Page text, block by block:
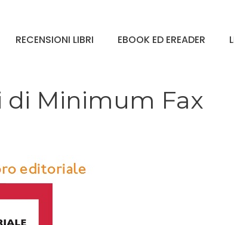
RECENSIONI LIBRI EBOOK ED EREADER
di Minimum Fax